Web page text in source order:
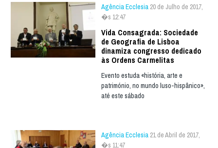
Agência Ecclesia 20 de Julho de 2017,
�s 12:47
Vida Consagrada: Sociedade
de Geografia de Lisboa
dinamiza congresso dedicado
às Ordens Carmelitas
Evento estuda «história, arte e
património, no mundo luso-hispânico»,
até este sábado
Agência Ecclesia 21 de Abril de 2017,
�s 11:47